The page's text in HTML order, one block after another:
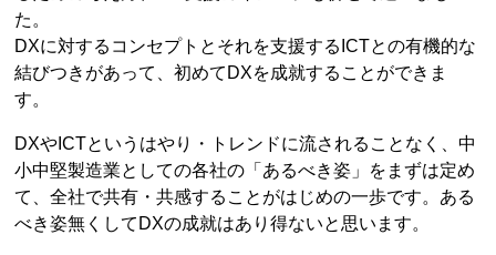
た。
DXに対するコンセプトとそれを支援するICTとの有機的な
結びつきがあって、初めてDXを成就することができま
す。
DXやICTというはやり・トレンドに流されることなく、中
小中堅製造業としての各社の「あるべき姿」をまずは定め
て、全社で共有・共感することがはじめの一歩です。ある
べき姿無くしてDXの成就はあり得ないと思います。